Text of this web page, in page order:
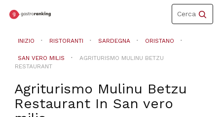
Toggle
navigation
Cerca
INIZIO RISTORANTI SARDEGNA ORISTANO
SAN VERO MILIS
AGRITURISMO MULINU BETZU
RESTAURANT
Agriturismo Mulinu Betzu
Restaurant In San vero